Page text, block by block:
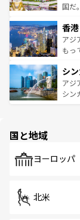
覧を
醸し
とつ
ひ現
が旅
参照
国だ
の活
帯で
いビ
激す
が待
た文
香港
アジ
もっ
み、
てお
うな
シ
アジ
シン
で、
国と地域
ヨーロッパ
北米